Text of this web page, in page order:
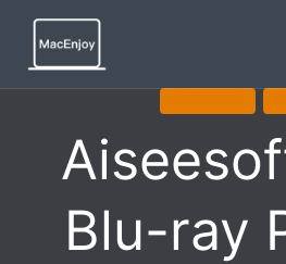
Blu-ray